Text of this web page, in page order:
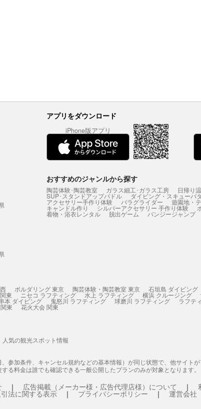
アプリをダウンロード
iPhone版アプリ
おすすめのジャンルから探す
陶芸体験･陶芸教室 ガラス細工･ガラス工房 日帰り
SUP･スタンドアップパドル ダイビング・スキューバ
アクセサリー手作り体験 パラグライダー 遊園地・
キャンドル作り シルバーアクセサリー 手作り体験
着物・浴衣レンタル 脱出ゲーム バンジージャンプ
ボルダリング 東京 陶芸体験・陶芸教室 東京 石垣島 ダイビング
東 ニセコ ラフティング 水上 ラフティング 横浜 クルージング
本 ダイビング 鬼怒川 ラフティング 球磨川 ラフティング ラフテ
東 花火大会 関東
人気の観光スポット情報
参加条件、キャンセル規約などの基本情報）が同じ状態で、他サイト
料金は誰でも確認できる一般公開したプランのみが対象となります。
広告掲載（メーカー様・広告代理店様）について
法に関する表示 プライバシーポリシー 運営会社